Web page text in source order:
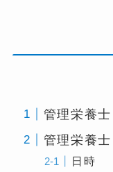
管理栄養
管理栄養
日時